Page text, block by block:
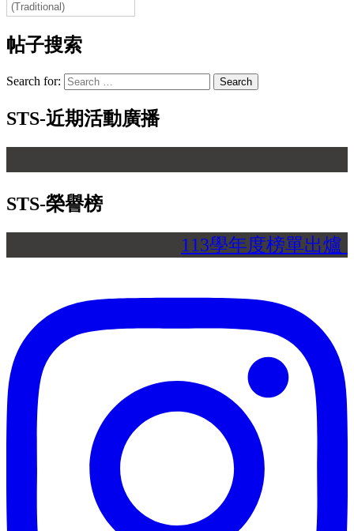
(Traditional)
帖子搜索
Search for:
STS-近期活動廣播
STS-榮譽榜
113學年度榜單出爐